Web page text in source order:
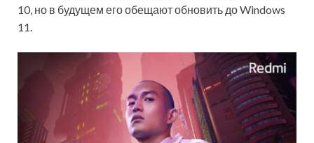
10, но в будущем его обещают обновить до Windows
11.